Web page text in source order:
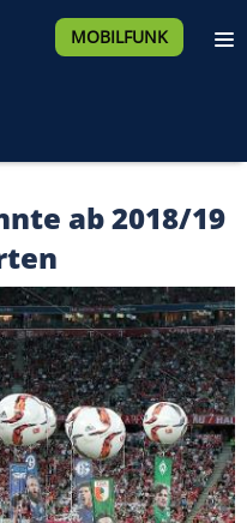
MOBILFUNK
ab 2018/19